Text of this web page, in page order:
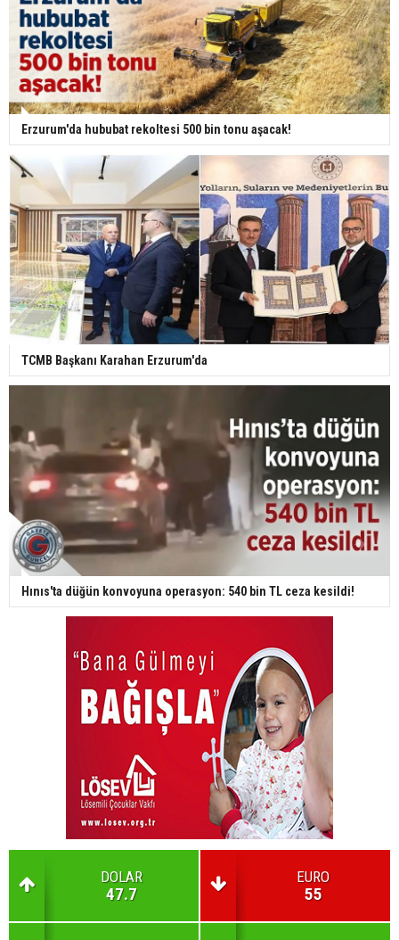
Erzurum'da hububat rekoltesi 500 bin tonu aşacak!
TCMB Başkanı Karahan Erzurum'da
Hınıs'ta düğün konvoyuna operasyon: 540 bin TL ceza kesildi!
DOLAR
47.7
EURO
55